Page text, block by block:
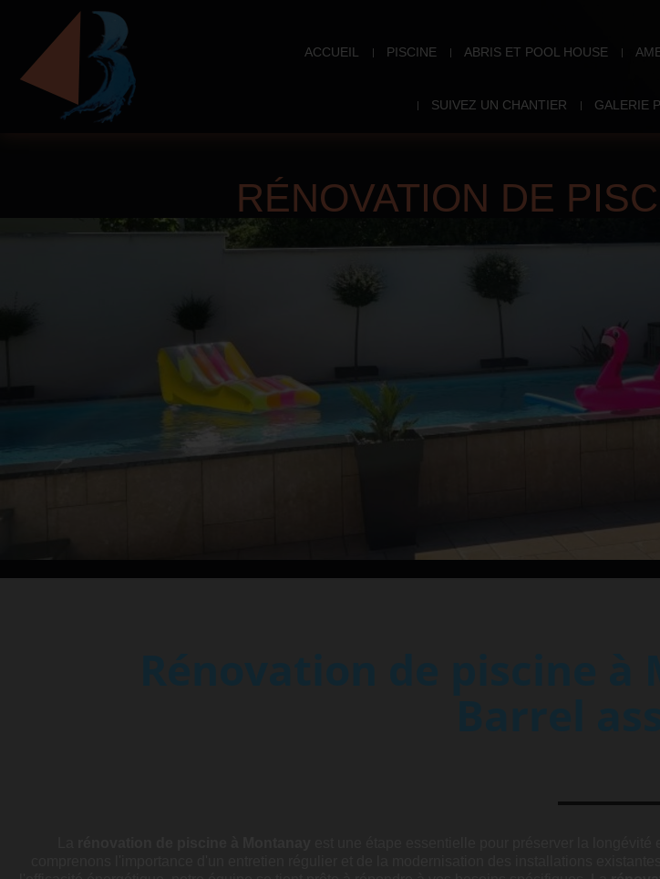
ACCUEIL PISCINE ABRIS ET POOL HOUSE
SUIVEZ UN CHANTIER GALERIE
RÉNOVATION DE